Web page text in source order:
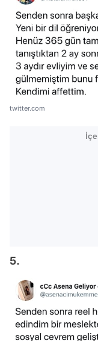
twitter.com
5.